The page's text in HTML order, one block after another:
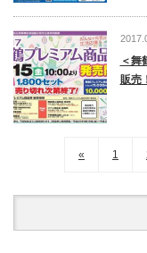
＜舞
販売
« 1